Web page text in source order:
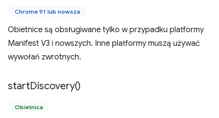
Chrome 91 lub nowsza
Obietnice są obsługiwane tylko w przypadku platformy
Manifest V3 i nowszych. Inne platformy muszą używać
wywołań zwrotnych.
startDiscovery()
Obietnica